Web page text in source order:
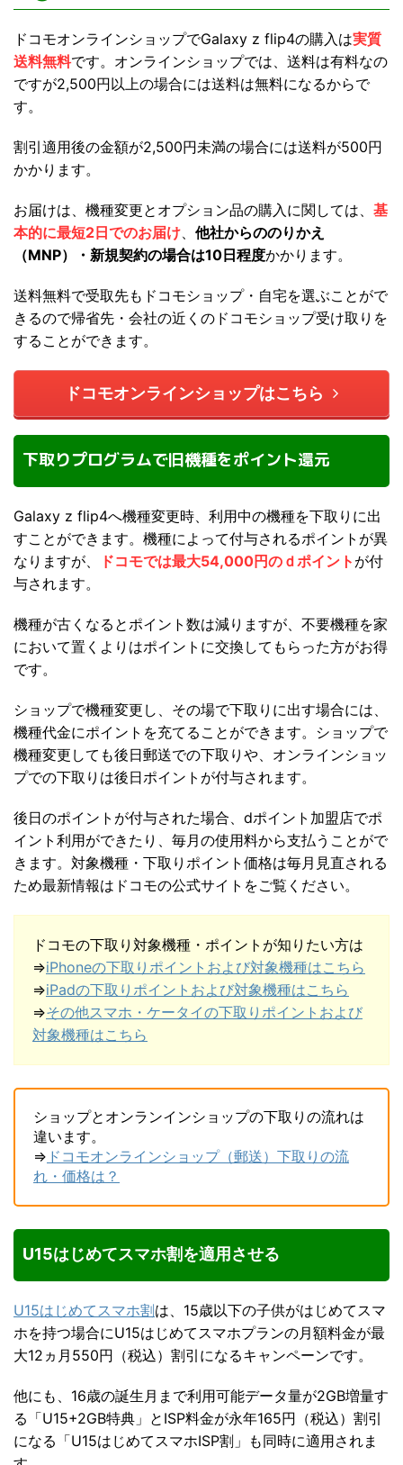
ドコモオンラインショップでGalaxy z flip4の購入は実質
送料無料です。オンラインショップでは、送料は有料なの
ですが2,500円以上の場合には送料は無料になるからで
す。
割引適用後の金額が2,500円未満の場合には送料が500円
かかります。
お届けは、機種変更とオプション品の購入に関しては、 基
本的に最短2日でのお届け
他社からののりかえ
（MNP）・新規契約の場合は10日程度かかります。
送料無料で受取先もドコモショップ・自宅を選ぶことがで
きるので帰省先・会社の近くのドコモショップ受け取りを
することができます。
ドコモオンラインショップはこちら
下取りプログラムで旧機種をポイント還元
Galaxy z flip4へ機種変更時、利用中の機種を下取りに出
すことができます。機種によって付与されるポイントが異
なりますが、
ドコモでは最大54,000円のｄポイント が付
与されます。
機種が古くなるとポイント数は減りますが、不要機種を家
において置くよりはポイントに交換してもらった方がお得
です。
ショップで機種変更し、その場で下取りに出す場合には、
機種代金にポイントを充てることができます。ショップで
機種変更しても後日郵送での下取りや、オンラインショッ
プでの下取りは後日ポイントが付与されます。
後日のポイントが付与された場合、dポイント加盟店でポ
イント利用ができたり、毎月の使用料から支払うことがで
きます。対象機種・下取りポイント価格は毎月見直される
ため最新情報はドコモの公式サイトをご覧ください。
ドコモの下取り対象機種・ポイントが知りたい方は
⇒iPhoneの下取りポイントおよび対象機種はこちら
⇒iPadの下取りポイントおよび対象機種はこちら
⇒その他スマホ・ケータイの下取りポイントおよび
対象機種はこちら
ショップとオンランインショップの下取りの流れは
違います。
⇒ ドコモオンラインショップ（郵送）下取りの流
れ・価格は？
U15はじめてスマホ割を適用させる
U15はじめてスマホ割は、15歳以下の子供がはじめてスマ
ホを持つ場合にU15はじめてスマホプランの月額料金が最
大12ヵ月550円（税込）割引になるキャンペーンです。
他にも、16歳の誕生月まで利用可能データ量が2GB増量す
る「U15+2GB特典」とISP料金が永年165円（税込）割引
になる「U15はじめてスマホISP割」も同時に適用されま